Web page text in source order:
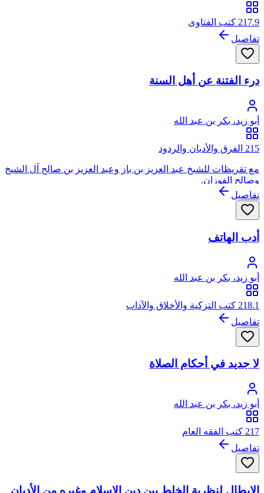
217.9 كتب الفتاوى
تفاصيل
درء الفتنة عن أهل السنة
أبو زيد، بكر بن عبد الله
215 الفرق والأديان والردود
مع تقريظات للشيخ عبد العزيز بن باز وعبد العزيز بن صالح آل الشيخ
وصالح الفوزان.
تفاصيل
أدب الهاتف
أبو زيد، بكر بن عبد الله
218.1 كتب التزكية والأخلاق والآداب
تفاصيل
لا جديد في أحكام الصلاة
أبو زيد، بكر بن عبد الله
217 كتب الفقه العام
تفاصيل
الإبطال لنظرية الخلط بين دين الإسلام وغيره من الأديان